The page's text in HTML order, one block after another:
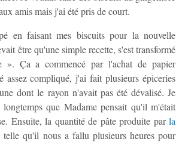
amis mais j'ai été pris de court.
en faisant mes biscuits pour la nouvelle
être qu'une simple recette, s'est transformé
». Ça a commencé par l'achat de papier
assez compliqué, j'ai fait plusieurs épiceries
dont le rayon n'avait pas été dévalisé. Je
que Madame pensait qu'il m'était
Ensuite, la quantité de pâte produite parla
telle qu'il nous a fallu plusieurs heures pour